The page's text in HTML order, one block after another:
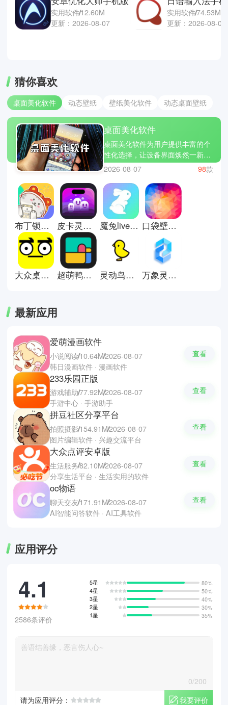
实用软件12.60M
更新：2026-08-07
实用软件74.53M
更新：2026-08-06
猜你喜欢
桌面美化软件 动态壁纸 壁纸美化软件 动态桌面壁纸
桌面美化软件
桌面美化软件为用户提供丰富的个
性化选择，让设备界面焕然一新。
无论是动态壁纸、图标风格还是小
组件布局，都可以自由搭配，打造
专属视觉风格。操作简单，更新内
容丰富，能够持续带来新鲜感。对
于追求个性与美感的人来说，它让
日常使用也变得更有趣。这里有些
桌面美化软件推荐；Nova
Launcher，元气桌面和微软桌面。
2026-08-07 98款
布丁锁屏壁纸 皮卡灵动岛应用商店 魔兔live2d官方版 口袋壁纸安卓版
大众桌面小组件安卓版 超萌鸭手账 灵动鸟手机版 万象灵动岛安卓版
最新应用
爱萌漫画软件
小说阅读10.64M2026-08-07
韩日漫画软件 · 漫画软件
查看
233乐园正版
游戏辅助77.92M2026-08-07
手游中心 · 手游助手
查看
拼豆社区分享平台
拍照摄影154.91M2026-08-07
图片编辑软件 · 兴趣交流平台
查看
大众点评安卓版
生活服务82.10M2026-08-07
分享生活平台 · 生活实用的软件
查看
oc物语
聊天交友171.91M2026-08-07
AI智能问答软件 · AI工具软件
查看
应用评分
4.1
2586条评价
5星
80%
4星
50%
3星
40%
2星
30%
1星
35%
0/200
请为应用评分：
我要评价